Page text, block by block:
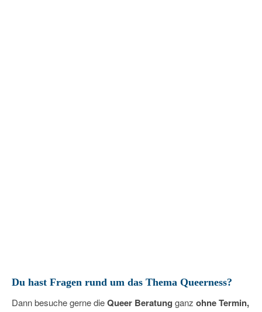
Du hast Fragen rund um das Thema Queerness?
Dann besuche gerne dieQueer Beratung ganz ohne Termin,